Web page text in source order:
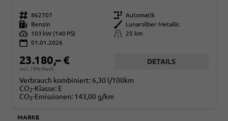
Fahrzeugnr. 862707 Getriebe
Automatik
Kraftstoff
Benzin Außenfarbe
Lunarsilber Metallic
Leistung
103 kW (140 PS) Kilometerstand
25 km
01.01.2026
23.180,– €
incl. 19% MwSt.
DETAILS
Verbrauch kombiniert: 6,30 l/100km
CO2-Klasse: E
CO2-Emissionen: 143,00 g/km
MARKE